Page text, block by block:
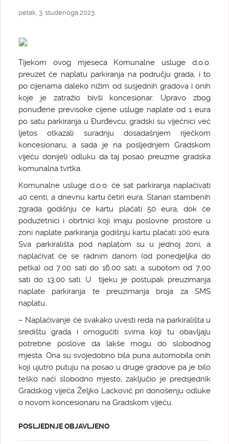
petak, 3. studenoga 2023.
Tijekom ovog mjeseca Komunalne usluge d.o.o.
preuzet će naplatu parkiranja na području grada, i to
po cijenama daleko nižim od susjednih gradova i onih
koje je zatražio bivši koncesionar. Upravo zbog
ponuđene previsoke cijene usluge naplate od 1 eura
po satu parkiranja u Đurđevcu, gradski su vijećnici već
ljetos otkazali suradnju dosadašnjem riječkom
koncesionaru, a sada je na posljednjem Gradskom
vijeću donijeli odluku da taj posao preuzme gradska
komunalna tvrtka.
Komunalne usluge d.o.o. će sat parkiranja naplaćivati
40 centi, a dnevnu kartu četiri eura. Stanari stambenih
zgrada godišnju će kartu plaćati 50 eura, dok će
poduzetnici i obrtnici koji imaju poslovne prostore u
zoni naplate parkiranja godišnju kartu plaćati 100 eura.
Sva parkirališta pod naplatom su u jednoj zoni, a
naplaćivat će se radnim danom (od ponedjeljka do
petka) od 7,00 sati do 16,00 sati, a subotom od 7,00
sati do 13,00 sati. U tijeku je postupak preuzimanja
naplate parkiranja te preuzimanja broja za SMS
naplatu.
– Naplaćivanje će svakako uvesti reda na parkirališta u
središtu grada i omogućiti svima koji tu obavljaju
potrebne poslove da lakše mogu do slobodnog
mjesta. Ona su svojedobno bila puna automobila onih
koji ujutro putuju na posao u druge gradove pa je bilo
teško naći slobodno mjesto, zaključio je predsjednik
Gradskog vijeća Željko Lacković pri donošenju odluke
o novom koncesionaru na Gradskom vijeću.
POSLJEDNJE OBJAVLJENO